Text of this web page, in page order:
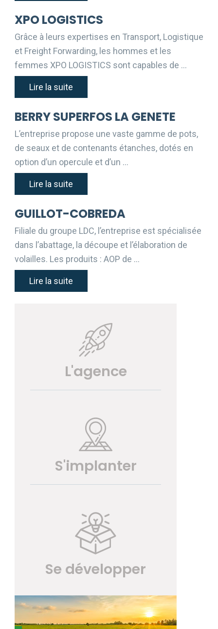
XPO LOGISTICS
Grâce à leurs expertises en Transport, Logistique
et Freight Forwarding, les hommes et les
femmes XPO LOGISTICS sont capables de …
Lire la suite
BERRY SUPERFOS LA GENETE
L’entreprise propose une vaste gamme de pots,
de seaux et de contenants étanches, dotés en
option d’un opercule et d’un …
Lire la suite
GUILLOT-COBREDA
Filiale du groupe LDC, l’entreprise est spécialisée
dans l’abattage, la découpe et l’élaboration de
volailles. Les produits : AOP de …
Lire la suite
L'agence
S'implanter
Se développer